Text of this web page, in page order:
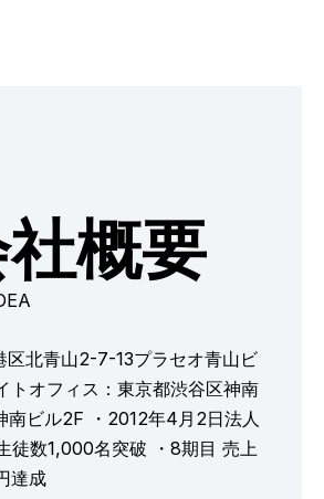
概要
区北青山2-7-13プラセオ青山ビ
トオフィス：東京都渋谷区神南
南ビル2F ・2012年4月2日法人
徒数1,000名突破 ・8期目 売上
達成